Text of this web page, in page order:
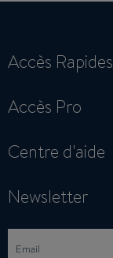
Accès Rapides
Accès Pro
Centre d'aide
Newsletter